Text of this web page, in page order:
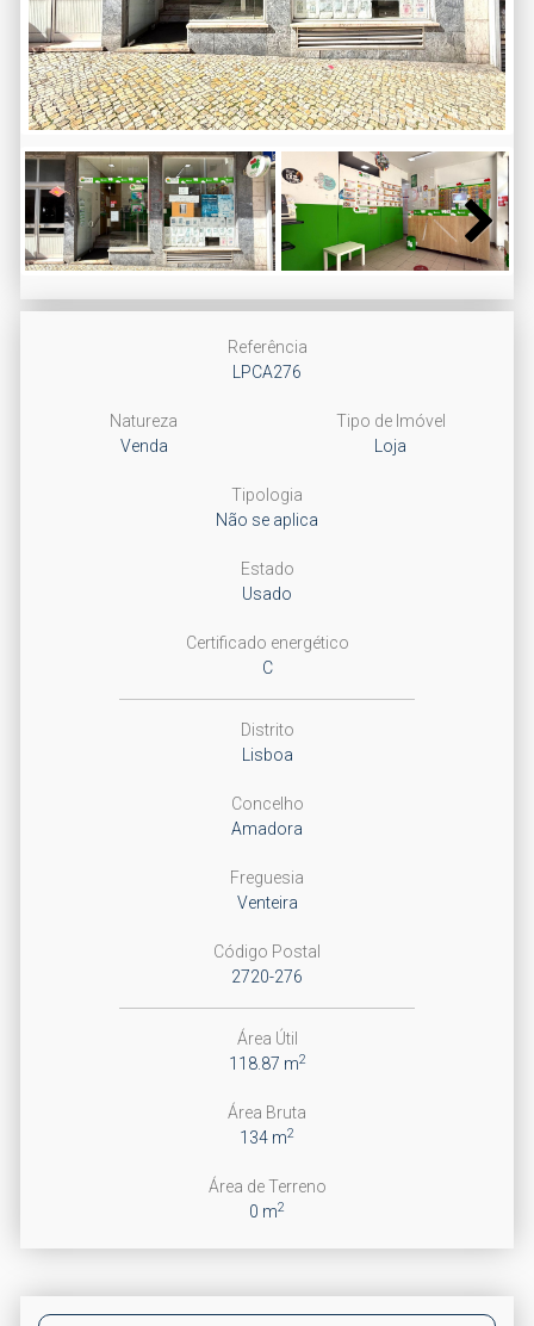
Next
Next
Referência
LPCA276
Natureza
Venda
Tipo de Imóvel
Loja
Tipologia
Não se aplica
Estado
Usado
Certificado energético
C
Distrito
Lisboa
Concelho
Amadora
Freguesia
Venteira
Código Postal
2720-276
Área Útil
118.87 m2
Área Bruta
134 m2
Área de Terreno
0 m2